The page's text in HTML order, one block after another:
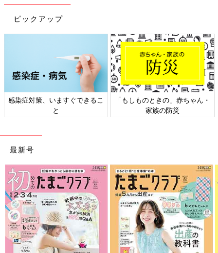
ピックアップ
しものときの」赤ちゃん・
家族の防災
日本外来小児科学会リーフレッ
ト検討会
六
最新号